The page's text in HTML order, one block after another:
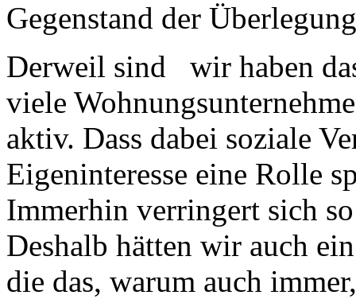
Gegenstand der
Derweil sind wir haben
viele
aktiv. Dass dabei soziale
Eigeninteresse eine Rolle
Immerhin verringert sich
Deshalb hätten wir auch
die das, warum auch